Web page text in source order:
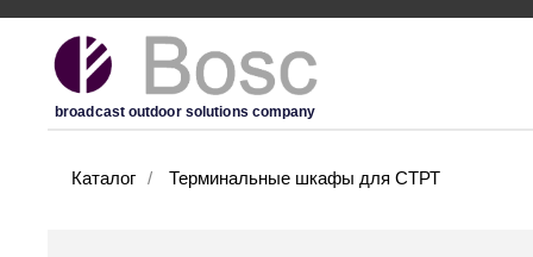
broadcast outdoor solutions company
Каталог / Терминальные шкафы для СТРТ